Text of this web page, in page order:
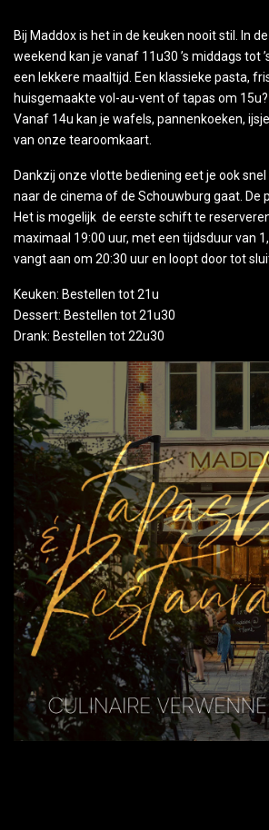
Bij Maddox is het in de keuken nooit stil. In
weekend kan je vanaf 11u30 ’s middags tot
een lekkere maaltijd. Een klassieke pasta,
huisgemaakte vol-au-vent of tapas om 15u?
Vanaf 14u kan je wafels, pannenkoeken,
van onze tearoomkaart.
Dankzij onze vlotte bediening eet je ook
naar de cinema of de Schouwburg gaat. De
Het is mogelijk de eerste schift te
maximaal 19:00 uur, met een tijdsduur van
vangt aan om 20:30 uur en loopt door tot
Keuken: Bestellen tot 21u
Dessert: Bestellen tot 21u30
Drank: Bestellen tot 22u30